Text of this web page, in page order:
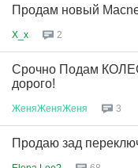
Продам новый
X_x 2
Срочно Подам
дорого!
ЖеняЖеняЖеня 3
Продаю зад